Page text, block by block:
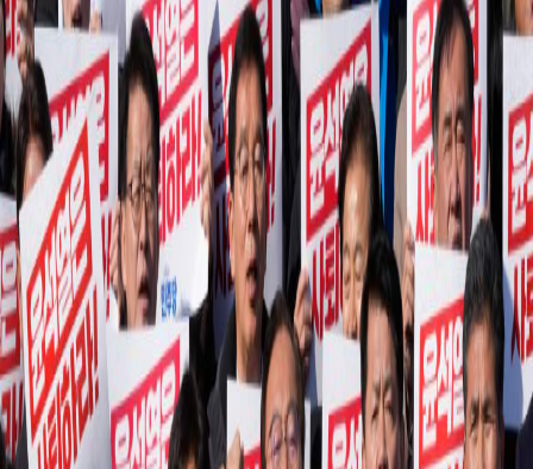
Hikmah
Opini
Konsultasi Syariah
Resonansi
Sejarah
Lensa
Iqtishodia
Sastra